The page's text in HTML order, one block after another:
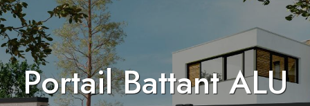
Portail Battant ALU